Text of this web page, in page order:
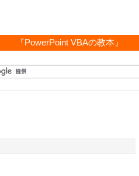
『PowerPoint VBAの教本』